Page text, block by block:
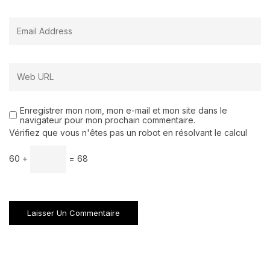
Enregistrer mon nom, mon e-mail et mon site dans le
navigateur pour mon prochain commentaire.
Vérifiez que vous n'êtes pas un robot en résolvant le calcul
60 + = 68